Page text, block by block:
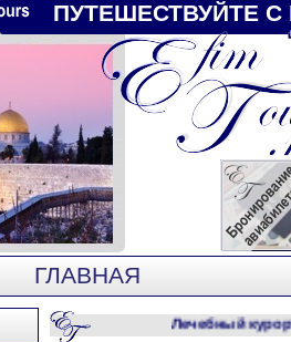
ПУТЕШЕСТВУЙТЕ
ГЛАВНАЯ
Лечебный курорт